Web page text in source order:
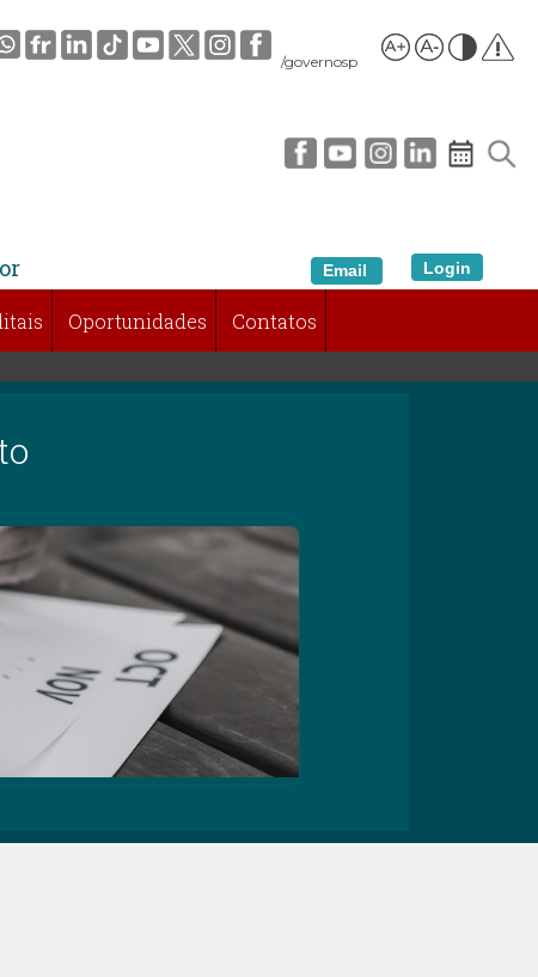
/governosp
Email
Oportunidades Contatos
Login